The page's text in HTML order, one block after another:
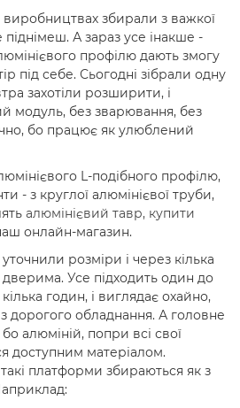
збирали з важкої
піднімеш. А зараз усе інакше -
профілю дають змогу
під себе. Сьогодні зібрали одну
захотіли розширити, і
модуль, без зварювання, без
бо працює як улюблений
L-подібного профілю,
- з круглої алюмінієвої труби,
алюмінієвий тавр, купити
онлайн-магазин.
розміри і через кілька
дверима. Усе підходить один до
годин, і виглядає охайно,
дорогого обладнання. А головне
алюміній, попри всі свої
доступним матеріалом.
платформи збираються як з